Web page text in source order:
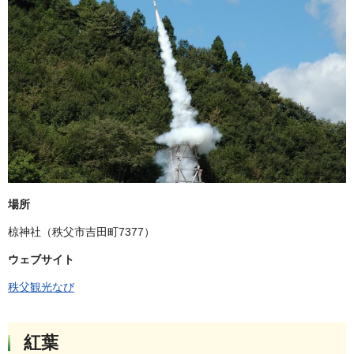
場所
椋神社（秩父市吉田町7377）
ウェブサイト
秩父観光なび
紅葉